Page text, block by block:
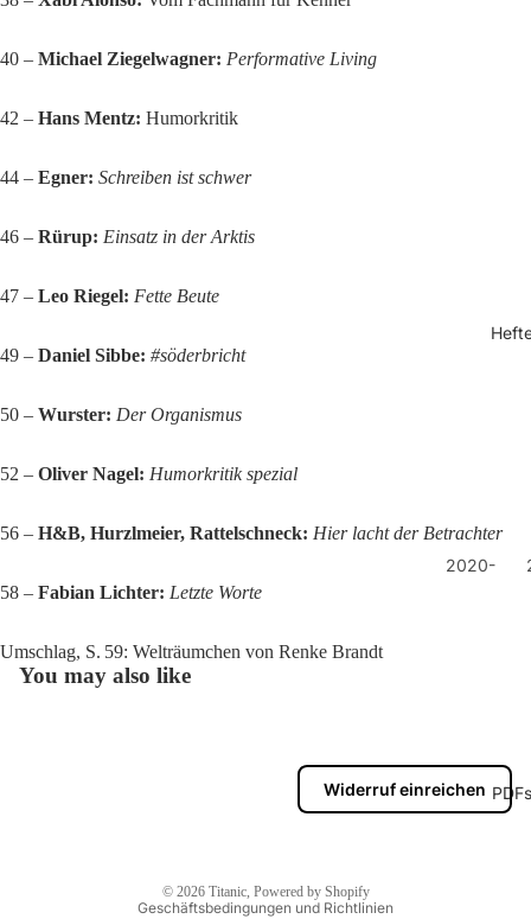
2020-
2022 PDFs
40 – Michael Ziegelwagner: Performative Living
42 – Hans Mentz: Humorkritik
44 – Egner: Schreiben ist schwer
46 – Rürup: Einsatz in der Arktis
47 – Leo Riegel: Fette Beute
49 – Daniel Sibbe: #söderbricht
50 – Wurster: Der Organismus
52 – Oliver Nagel: Humorkritik spezial
56 – H&B, Hurzlmeier, Rattelschneck: Hier lacht der Betrachter
58 – Fabian Lichter: Letzte Worte
Umschlag, S. 59: Welträumchen von Renke Brandt
You may also like
Widerruf einreichen
© 2026 Titanic, Powered by Shopify
Geschäftsbedingungen und Richtlinien